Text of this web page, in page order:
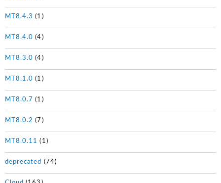
MT8.4.3 (1)
MT8.4.0 (4)
MT8.3.0 (4)
MT8.1.0 (1)
MT8.0.7 (1)
MT8.0.2 (7)
MT8.0.11 (1)
deprecated (74)